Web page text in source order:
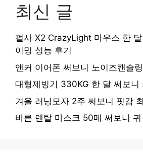
최신 글
펄사 X2 CrazyLight 마우스 한
이밍 성능 후기
앤커 이어폰 써보니 노이즈캔슬
대형제빙기 330KG 한 달 써보니
겨울 러닝모자 2주 써보니 핏감
바른 덴탈 마스크 50매 써보니